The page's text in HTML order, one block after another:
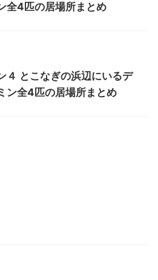
全4匹の居場所まとめ
４ とこなぎの浜辺にいるデ
ン全4匹の居場所まとめ